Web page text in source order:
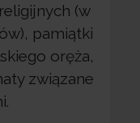
(w
pamiątki
oręża,
związane